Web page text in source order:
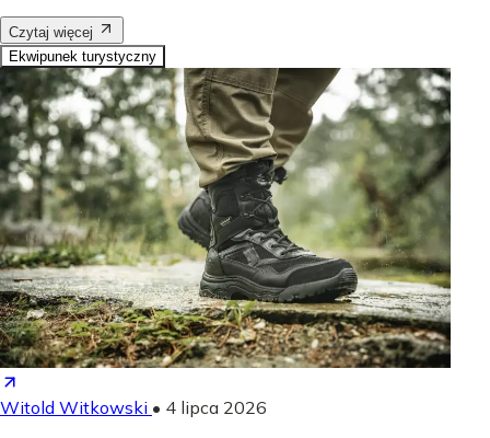
Czytaj więcej
Ekwipunek turystyczny
Witold Witkowski • 4 lipca 2026